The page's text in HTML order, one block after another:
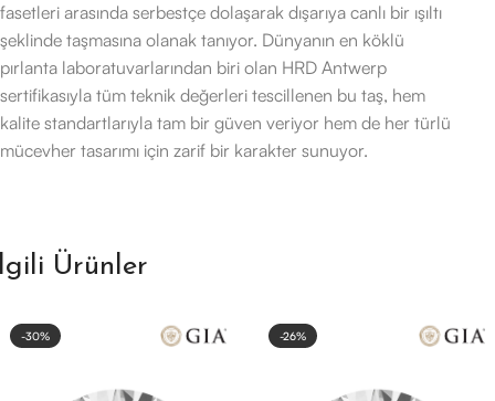
fasetleri arasında serbestçe dolaşarak dışarıya canlı bir ışıltı
şeklinde taşmasına olanak tanıyor. Dünyanın en köklü
pırlanta laboratuvarlarından biri olan HRD Antwerp
sertifikasıyla tüm teknik değerleri tescillenen bu taş, hem
kalite standartlarıyla tam bir güven veriyor hem de her türlü
mücevher tasarımı için zarif bir karakter sunuyor.
Ürünler
-30% -26%